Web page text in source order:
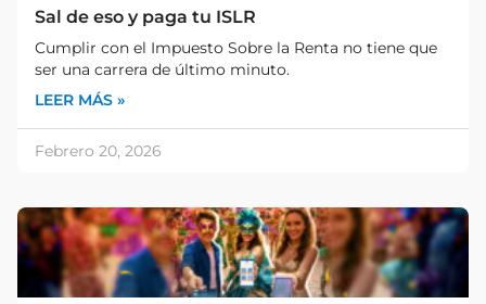
Sal de eso y paga tu ISLR
Cumplir con el Impuesto Sobre la Renta no tiene que
ser una carrera de último minuto.
LEER MÁS »
Febrero 20, 2026